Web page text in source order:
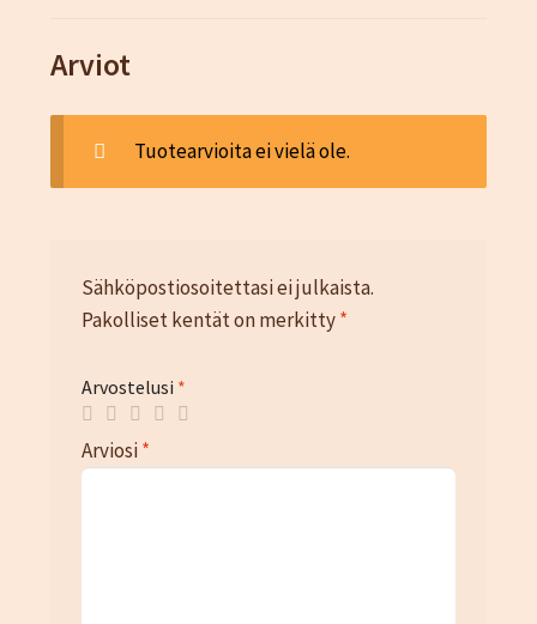
Arviot
Tuotearvioita ei vielä ole.
Sähköpostiosoitettasi ei julkaista.
Pakolliset kentät on merkitty*
Arvostelusi *
Arviosi*